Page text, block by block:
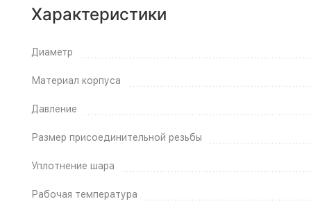
Характеристики
Диаметр
Материал корпуса
Давление
Размер присоединительной резьбы
Уплотнение шара
Рабочая температура